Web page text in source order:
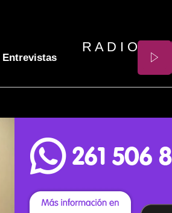
Entrevistas
R A D I O